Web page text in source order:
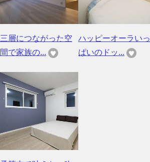
三層につながった空
間で家族の...
ハッピーオーラいっ
ぱいのドッ...